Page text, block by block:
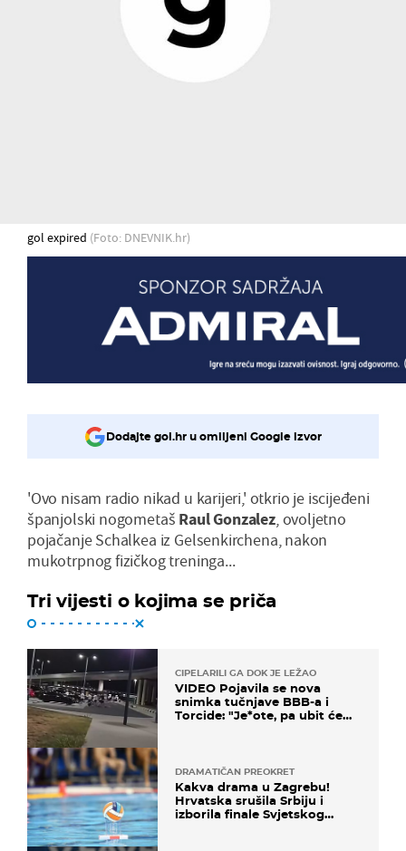
gol expired (Foto: DNEVNIK.hr)
Dodajte gol.hr u omiljeni Google izvor
'Ovo nisam radio nikad u karijeri,' otkrio je iscijeđeni
španjolski nogometaš Raul Gonzalez, ovoljetno
pojačanje Schalkea iz Gelsenkirchena, nakon
mukotrpnog fizičkog treninga...
Tri vijesti o kojima se priča
CIPELARILI GA DOK JE LEŽAO
VIDEO Pojavila se nova
snimka tučnjave BBB-a i
Torcide: "Je*ote, pa ubit će
DRAMATIČAN PREOKRET
Kakva drama u Zagrebu!
Hrvatska srušila Srbiju i
izborila finale Svjetskog